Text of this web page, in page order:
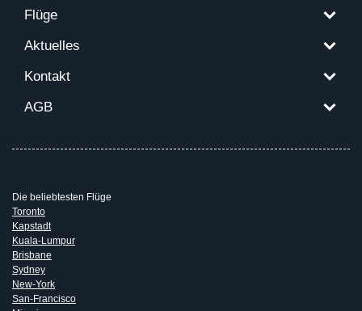
Flüge
Aktuelles
Kontakt
AGB
Die beliebtesten Flüge
Toronto
Kapstadt
Kuala-Lumpur
Brisbane
Sydney
New-York
San-Francisco